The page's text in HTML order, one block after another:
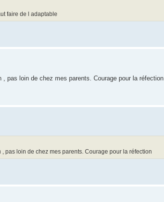
faire de l adaptable
pas loin de chez mes parents. Courage pour la réfection
pas loin de chez mes parents. Courage pour la réfection